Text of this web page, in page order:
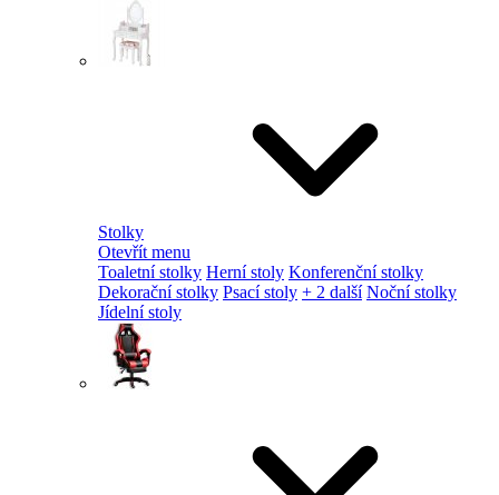
Stolky
Otevřít menu
Toaletní stolky Herní stoly Konferenční stolky
Dekorační stolky Psací stoly + 2 další Noční stolky
Jídelní stoly